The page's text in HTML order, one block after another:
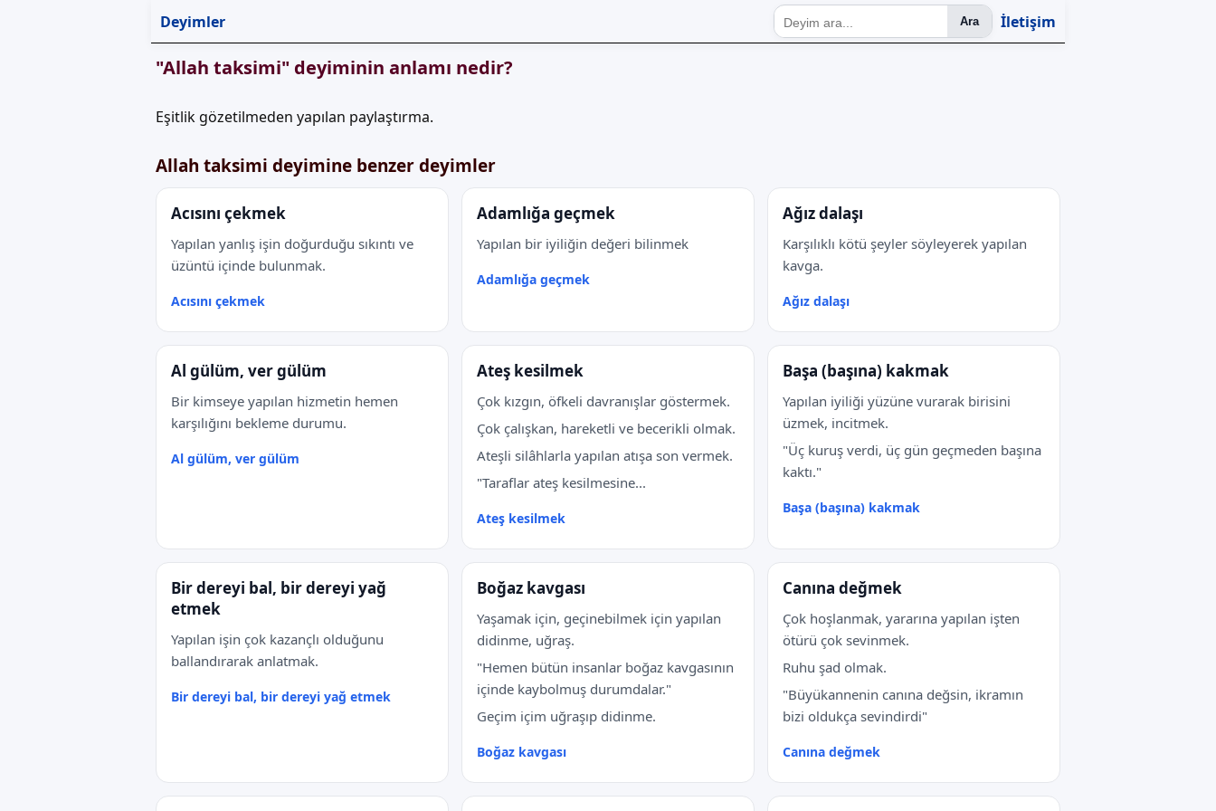
Deyimler Ara İletişim
"Allah taksimi" deyiminin anlamı nedir?
Eşitlik gözetilmeden yapılan paylaştırma.
Allah taksimi deyimine benzer deyimler
Acısını çekmek
Yapılan yanlış işin doğurduğu sıkıntı ve
üzüntü içinde bulunmak.
Acısını çekmek
Adamlığa geçmek
Yapılan bir iyiliğin değeri bilinmek
Adamlığa geçmek
Ağız dalaşı
Karşılıklı kötü şeyler söyleyerek yapılan
kavga.
Ağız dalaşı
Al gülüm, ver gülüm
Bir kimseye yapılan hizmetin hemen
karşılığını bekleme durumu.
Al gülüm, ver gülüm
Ateş kesilmek
Çok kızgın, öfkeli davranışlar göstermek.
Çok çalışkan, hareketli ve becerikli olmak.
Ateşli silâhlarla yapılan atışa son vermek.
"Taraflar ateş kesilmesine...
Ateş kesilmek
Başa (başına) kakmak
Yapılan iyiliği yüzüne vurarak birisini
üzmek, incitmek.
"Üç kuruş verdi, üç gün geçmeden başına
kaktı."
Başa (başına) kakmak
Bir dereyi bal, bir dereyi yağ
etmek
Yapılan işin çok kazançlı olduğunu
ballandırarak anlatmak.
Bir dereyi bal, bir dereyi yağ etmek
Boğaz kavgası
Yaşamak için, geçinebilmek için yapılan
didinme, uğraş.
"Hemen bütün insanlar boğaz kavgasının
içinde kaybolmuş durumdalar."
Geçim içim uğraşıp didinme.
Boğaz kavgası
Canına değmek
Çok hoşlanmak, yararına yapılan işten
ötürü çok sevinmek.
Ruhu şad olmak.
"Büyükannenin canına değsin, ikramın
bizi oldukça sevindirdi"
Canına değmek